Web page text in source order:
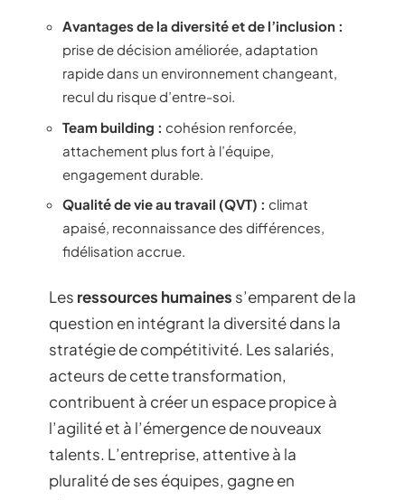
Avantages de la diversité et de l’inclusion :
prise de décision améliorée, adaptation
rapide dans un environnement changeant,
recul du risque d’entre-soi.
Team building : cohésion renforcée,
attachement plus fort à l’équipe,
engagement durable.
Qualité de vie au travail (QVT) : climat
apaisé, reconnaissance des différences,
fidélisation accrue.
Les ressources humaines s’emparent de la
question en intégrant la diversité dans la
stratégie de compétitivité. Les salariés,
acteurs de cette transformation,
contribuent à créer un espace propice à
l’agilité et à l’émergence de nouveaux
talents. L’entreprise, attentive à la
pluralité de ses équipes, gagne en